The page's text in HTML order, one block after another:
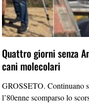
Quattro giorni senza
cani molecolari
GROSSETO. Continuano
l’80enne scomparso lo